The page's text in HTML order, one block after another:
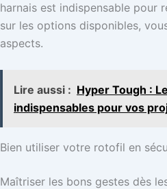
harnais est indispensable pour
sur les options disponibles,
aspects.
Lire aussi : Hyper Tough :
indispensables pour vos
Bien utiliser votre rotofil en
Maîtriser les bons gestes dès